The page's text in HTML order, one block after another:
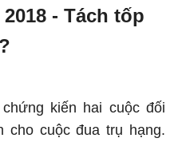
- Tách tốp
kiến hai cuộc đối
cho cuộc đua trụ hạng.